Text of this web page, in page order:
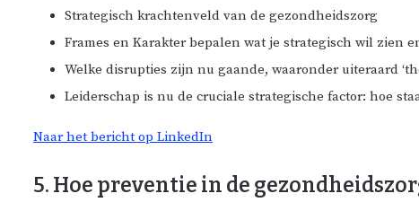
Strategisch krachtenveld van de gezondheidszorg
Frames en Karakter bepalen wat je strategisch wil zien
Welke disrupties zijn nu gaande, waaronder uiteraard
Leiderschap is nu de cruciale strategische factor: hoe
Naar het bericht op LinkedIn
5. Hoe preventie in de